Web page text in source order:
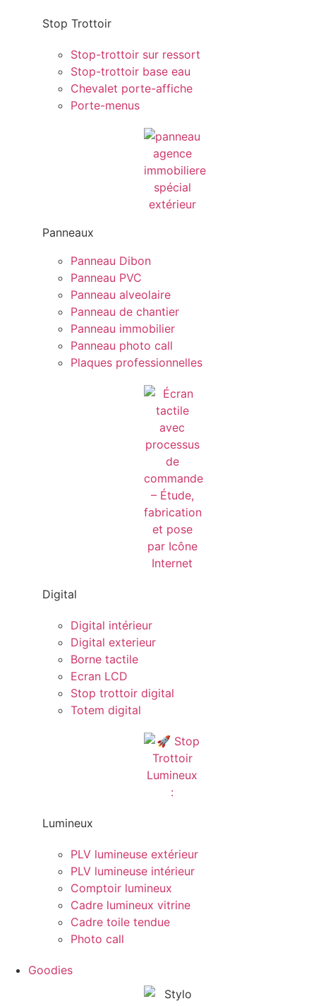
Stop Trottoir
Stop-trottoir sur ressort
Stop-trottoir base eau
Chevalet porte-affiche
Porte-menus
Panneaux
Panneau Dibon
Panneau PVC
Panneau alveolaire
Panneau de chantier
Panneau immobilier
Panneau photo call
Plaques professionnelles
Digital
Digital intérieur
Digital exterieur
Borne tactile
Ecran LCD
Stop trottoir digital
Totem digital
Lumineux
PLV lumineuse extérieur
PLV lumineuse intérieur
Comptoir lumineux
Cadre lumineux vitrine
Cadre toile tendue
Photo call
Goodies